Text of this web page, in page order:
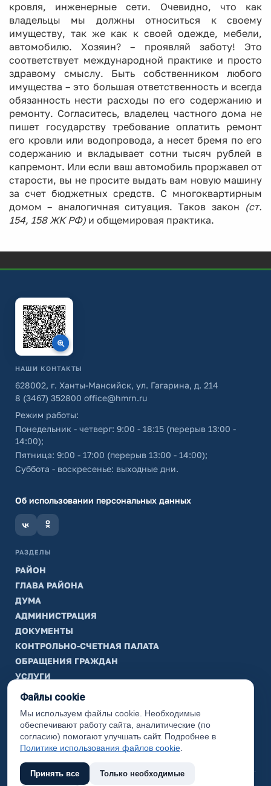
кровля, инженерные сети. Очевидно, что как
владельцы мы должны относиться к своему
имуществу, так же как к своей одежде, мебели,
автомобилю. Хозяин? – проявляй заботу! Это
соответствует международной практике и просто
здравому смыслу. Быть собственником любого
имущества – это большая ответственность и всегда
обязанность нести расходы по его содержанию и
ремонту. Согласитесь, владелец частного дома не
пишет государству требование оплатить ремонт
его кровли или водопровода, а несет бремя по его
содержанию и вкладывает сотни тысяч рублей в
капремонт. Или если ваш автомобиль проржавел от
старости, вы не просите выдать вам новую машину
за счет бюджетных средств. С многоквартирным
домом – аналогичная ситуация. Таков закон (ст.
154, 158 ЖК РФ) и общемировая практика.
НАШИ КОНТАКТЫ
628002, г. Ханты-Мансийск, ул. Гагарина, д. 214
8 (3467) 352800 office@hmrn.ru
Режим работы:
Понедельник - четверг: 9:00 - 18:15 (перерыв 13:00 -
14:00);
Пятница: 9:00 - 17:00 (перерыв 13:00 - 14:00);
Суббота - воскресенье: выходные дни.
Об использовании персональных данных
РАЗДЕЛЫ
РАЙОН
ГЛАВА РАЙОНА
ДУМА
АДМИНИСТРАЦИЯ
ДОКУМЕНТЫ
КОНТРОЛЬНО-СЧЕТНАЯ ПАЛАТА
ОБРАЩЕНИЯ ГРАЖДАН
УСЛУГИ
ТИК
ИНФОРМАЦИЯ
Законодательная карта
Карта сайта
Файлы cookie
Мы используем файлы cookie. Необходимые
обеспечивают работу сайта, аналитические (по
согласию) помогают улучшать сайт. Подробнее в
Политике использования файлов cookie
Принять все Только необходимые